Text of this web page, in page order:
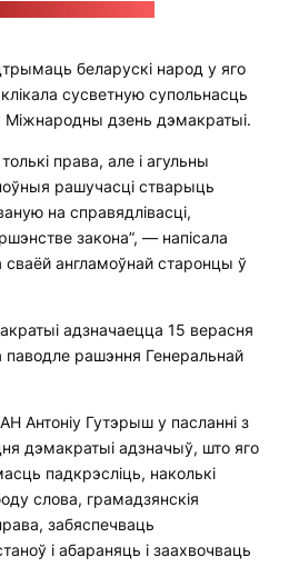
беларускі народ у яго
сусветную супольнасць
Міжнародны дзень дэмакратыі.
права, але і агульны
рашучасці стварыць
на справядлівасці,
закона”, — напісала
англамоўнай старонцы ў
адзначаецца 15 верасня
рашэння Генеральнай
Антоніу Гутэрыш у пасланні з
дэмакратыі адзначыў, што яго
падкрэсліць, наколькі
слова, грамадзянскія
забяспечваць
і абараняць і заахвочваць